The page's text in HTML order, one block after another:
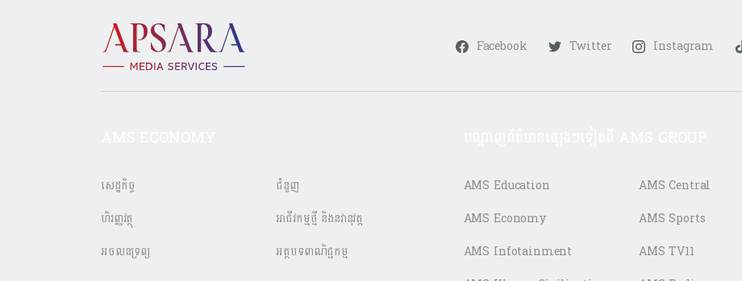
Facebook Twitter Instagram
សេដ្ឋកិច្ច
ហិរញ្ញវត្ថុ
អចលនទ្រព្យ
ជំនួញ
អាជីវកម្មថ្មី និងនវានុវត្ត
អត្ថបទពាណិជ្ជកម្ម
AMS Education
AMS Economy
AMS Infotainment
AMS Central
AMS Sports
AMS TV11